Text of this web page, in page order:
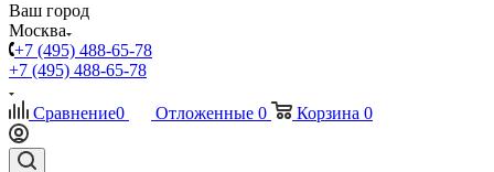
Ваш город
Москва
+7 (495) 488-65-78
+7 (495) 488-65-78
Сравнение0 Отложенные 0 Корзина 0